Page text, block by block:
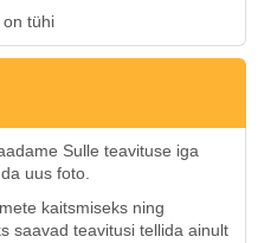
tühi
Sulle teavituse iga
uus foto.
kaitsmiseks ning
saavad teavitusi tellida ainult